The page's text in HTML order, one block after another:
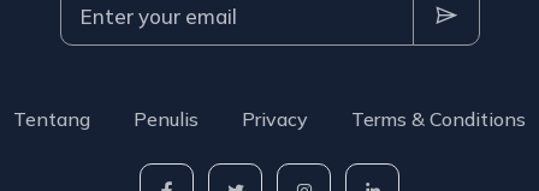
Tentang Penulis Privacy Terms & Conditions